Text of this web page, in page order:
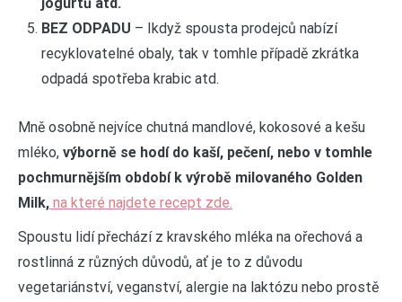
BEZ ODPADU – Ikdyž spousta prodejců nabízí
recyklovatelné obaly, tak v tomhle případě zkrátka
odpadá spotřeba krabic atd.
Mně osobně nejvíce chutná mandlové, kokosové a kešu
mléko, výborně se hodí do kaší, pečení, nebo v tomhle
pochmurnějším období k výrobě milovaného Golden
Milk, na které najdete recept zde.
Spoustu lidí přechází z kravského mléka na ořechová a
rostlinná z různých důvodů, ať je to z důvodu
vegetariánství, veganství, alergie na laktózu nebo prostě